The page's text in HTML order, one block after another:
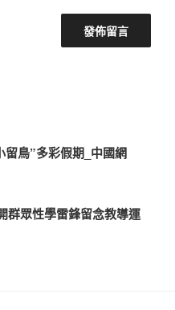
鳥”多彩假期_中國網
群眾性學雷鋒留念教導運